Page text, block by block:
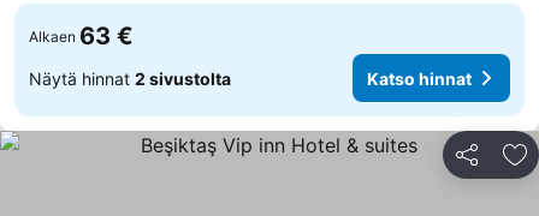
Alkaen 63 €
Näytä hinnat 2 sivustolta Katso hinnat
Jaa